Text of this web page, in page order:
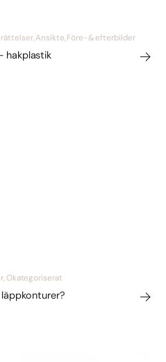
Ansikte, Före- & efterbilder
hakplastik
Okategoriserat